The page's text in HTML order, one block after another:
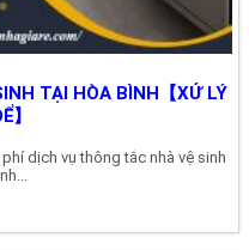
TẠI HÒA BÌNH【XỬ LÝ
】
dịch vụ thông tắc nhà vệ sinh